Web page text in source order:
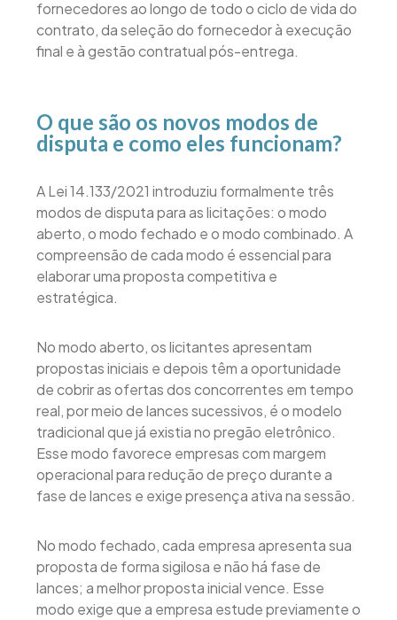
fornecedores ao longo de todo o ciclo de vida do
contrato, da seleção do fornecedor à execução
final e à gestão contratual pós-entrega.
O que são os novos modos de
disputa e como eles funcionam?
A Lei 14.133/2021 introduziu formalmente três
modos de disputa para as licitações: o modo
aberto, o modo fechado e o modo combinado. A
compreensão de cada modo é essencial para
elaborar uma proposta competitiva e
estratégica.
No modo aberto, os licitantes apresentam
propostas iniciais e depois têm a oportunidade
de cobrir as ofertas dos concorrentes em tempo
real, por meio de lances sucessivos, é o modelo
tradicional que já existia no pregão eletrônico.
Esse modo favorece empresas com margem
operacional para redução de preço durante a
fase de lances e exige presença ativa na sessão.
No modo fechado, cada empresa apresenta sua
proposta de forma sigilosa e não há fase de
lances; a melhor proposta inicial vence. Esse
modo exige que a empresa estude previamente o